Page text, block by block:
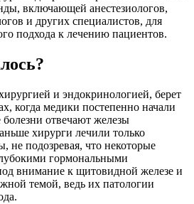
включающей анестезиологов,
и других специалистов, для
подхода к лечению пациентов.
и эндокринологией, берет
когда медики постепенно начали
отвечают железы
хирурги лечили только
не подозревая, что некоторые
гормональными
внимание к щитовидной железе и
темой, ведь их патологии